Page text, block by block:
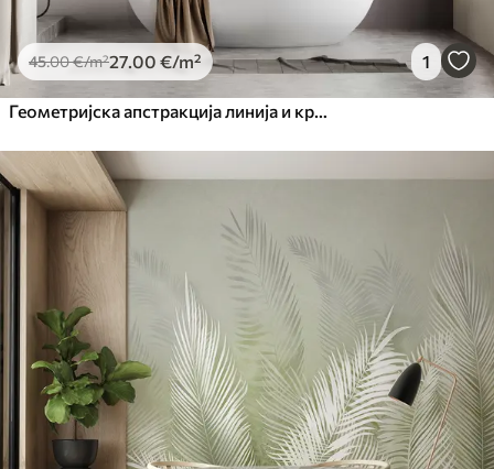
45.00€/m²27 .00 €/m² 1